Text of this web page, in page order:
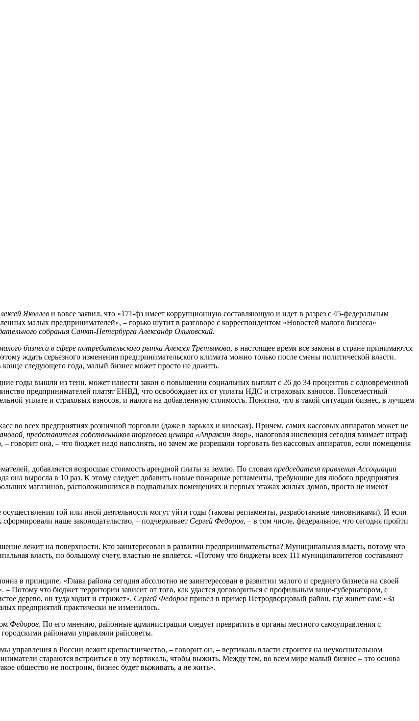
Яковлев и вовсе заявил, что «171-фз имеет коррупционную составляющую и идет в разрез с 45-федеральным
малых предпринимателей», – горько шутит в разговоре с корреспондентом «Новостей малого бизнеса»
собрания Санкт-Петербурга Александр Ольховский.
бизнеса в сфере потребительского рынка Алексея Третьякова, в настоящее время все законы в стране принимаются
ждать серьезного изменения предпринимательского климата можно только после смены политической власти.
следующего года, малый бизнес может просто не дожить.
годы вышли из тени, может нанести закон о повышении социальных выплат с 26 до 34 процентов с одновременной
предпринимателей платят ЕНВД, что освобождает их от уплаты НДС и страховых взносов. Повсеместный
уплате и страховых взносов, и налога на добавленную стоимость. Понятно, что в такой ситуации бизнес, в лучшем
во всех предприятиях розничной торговли (даже в ларьках и киосках). Причем, самих кассовых аппаратов может не
представителя собственников торгового центра «Апраксин двор», налоговая инспекция сегодня взимает штраф
говорит она, – что бюджет надо наполнять, но зачем же разрешали торговать без кассовых аппаратов, если помещения
добавляется возросшая стоимость арендной платы за землю. По словам председателя правления Ассоциации
она выросла в 10 раз. К этому следует добавить новые пожарные регламенты, требующие для любого предприятия
магазинов, расположившихся в подвальных помещениях и первых этажах жилых домов, просто не имеют
той или иной деятельности могут уйти годы (таковы регламенты, разработанные чиновниками). И если
наше законодательство, – подчеркивает Сергей Федоров, – в том числе, федеральное, что сегодня пройти
лежит на поверхности. Кто заинтересован в развитии предпринимательства? Муниципальная власть, потому что
власть, по большому счету, властью не является. «Потому что бюджеты всех 111 муниципалитетов составляют
в принципе. «Глава района сегодня абсолютно не заинтересован в развитии малого и среднего бизнеса на своей
Потому что бюджет территории зависит от того, как удастся договориться с профильным вице-губернатором, с
дерево, он туда ходит и стрижет». Сергей Федоров привел в пример Петродворцовый район, где живет сам: «За
предприятий практически не изменилось.
Федоров. По его мнению, районные администрации следует превратить в органы местного самоуправления с
районами управляли райсоветы.
управления в России лежит крепостничество, – говорит он, – вертикаль власти строится на неукоснительном
стараются встроиться в эту вертикаль, чтобы выжить. Между тем, во всем мире малый бизнес – это основа
общество не построим, бизнес будет выживать, а не жить».